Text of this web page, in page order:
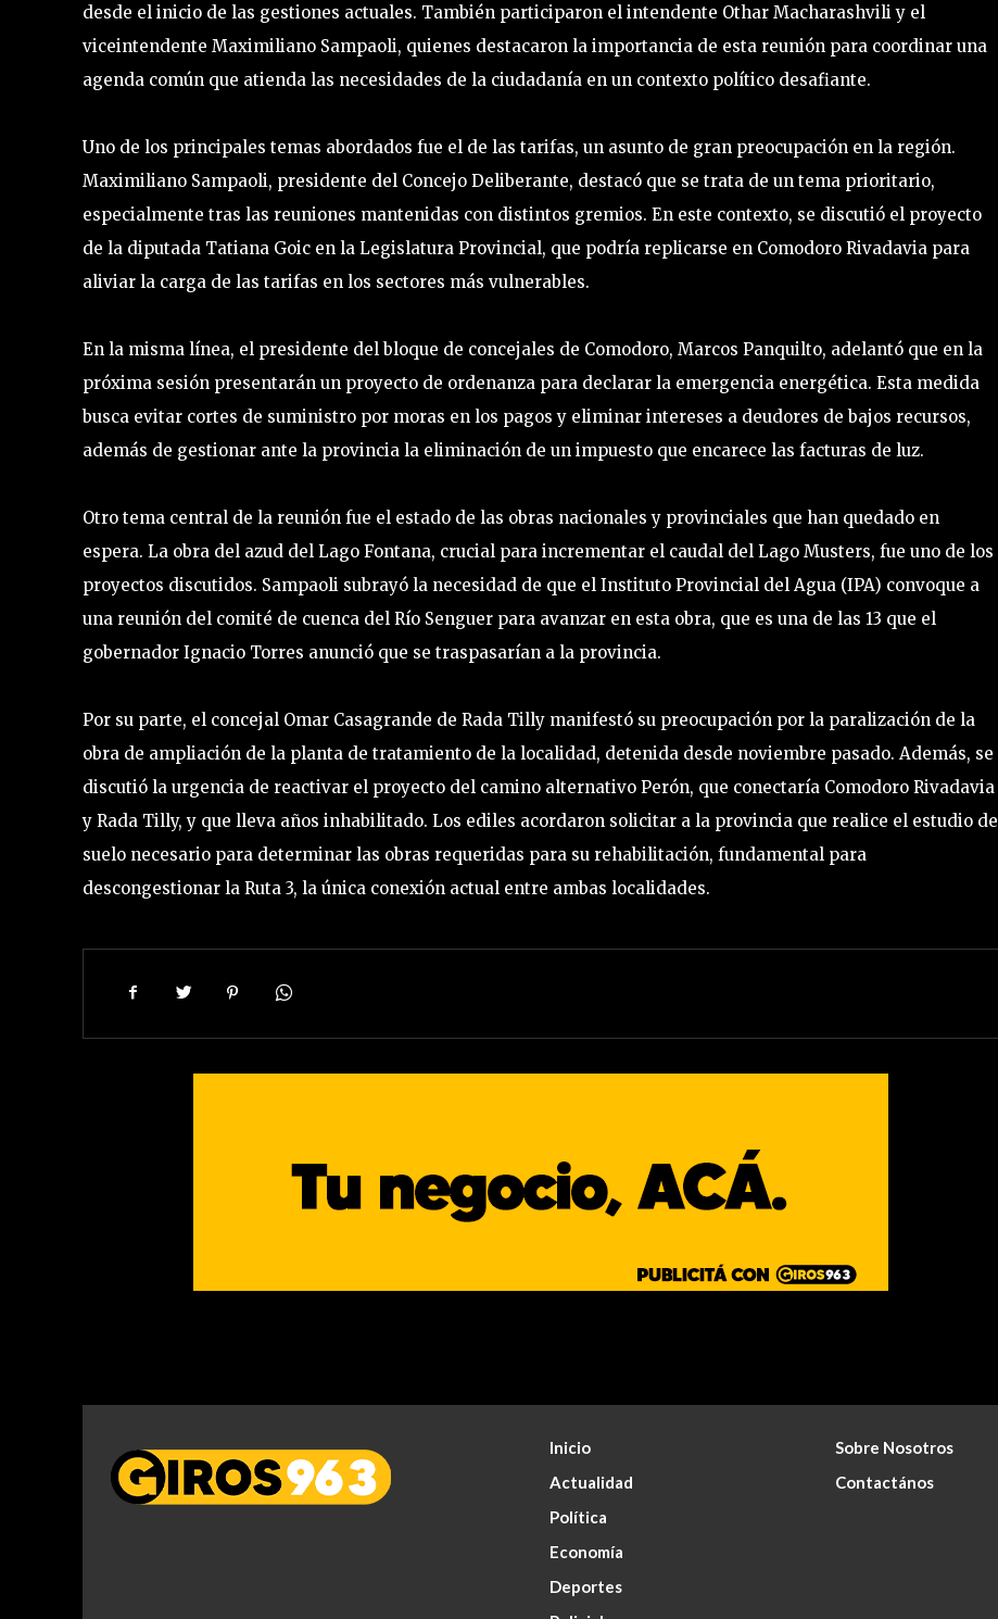
desde el inicio de las gestiones actuales. También participaron el intendente Othar Macharashvili y el
viceintendente Maximiliano Sampaoli, quienes destacaron la importancia de esta reunión para coordinar una
agenda común que atienda las necesidades de la ciudadanía en un contexto político desafiante.
Uno de los principales temas abordados fue el de las tarifas, un asunto de gran preocupación en la región.
Maximiliano Sampaoli, presidente del Concejo Deliberante, destacó que se trata de un tema prioritario,
especialmente tras las reuniones mantenidas con distintos gremios. En este contexto, se discutió el proyecto
de la diputada Tatiana Goic en la Legislatura Provincial, que podría replicarse en Comodoro Rivadavia para
aliviar la carga de las tarifas en los sectores más vulnerables.
En la misma línea, el presidente del bloque de concejales de Comodoro, Marcos Panquilto, adelantó que en la
próxima sesión presentarán un proyecto de ordenanza para declarar la emergencia energética. Esta medida
busca evitar cortes de suministro por moras en los pagos y eliminar intereses a deudores de bajos recursos,
además de gestionar ante la provincia la eliminación de un impuesto que encarece las facturas de luz.
Otro tema central de la reunión fue el estado de las obras nacionales y provinciales que han quedado en
espera. La obra del azud del Lago Fontana, crucial para incrementar el caudal del Lago Musters, fue uno de los
proyectos discutidos. Sampaoli subrayó la necesidad de que el Instituto Provincial del Agua (IPA) convoque a
una reunión del comité de cuenca del Río Senguer para avanzar en esta obra, que es una de las 13 que el
gobernador Ignacio Torres anunció que se traspasarían a la provincia.
Por su parte, el concejal Omar Casagrande de Rada Tilly manifestó su preocupación por la paralización de la
obra de ampliación de la planta de tratamiento de la localidad, detenida desde noviembre pasado. Además, se
discutió la urgencia de reactivar el proyecto del camino alternativo Perón, que conectaría Comodoro Rivadavia
y Rada Tilly, y que lleva años inhabilitado. Los ediles acordaron solicitar a la provincia que realice el estudio de
suelo necesario para determinar las obras requeridas para su rehabilitación, fundamental para
descongestionar la Ruta 3, la única conexión actual entre ambas localidades.
Inicio
Actualidad
Política
Economía
Deportes
Sobre Nosotros
Contactános